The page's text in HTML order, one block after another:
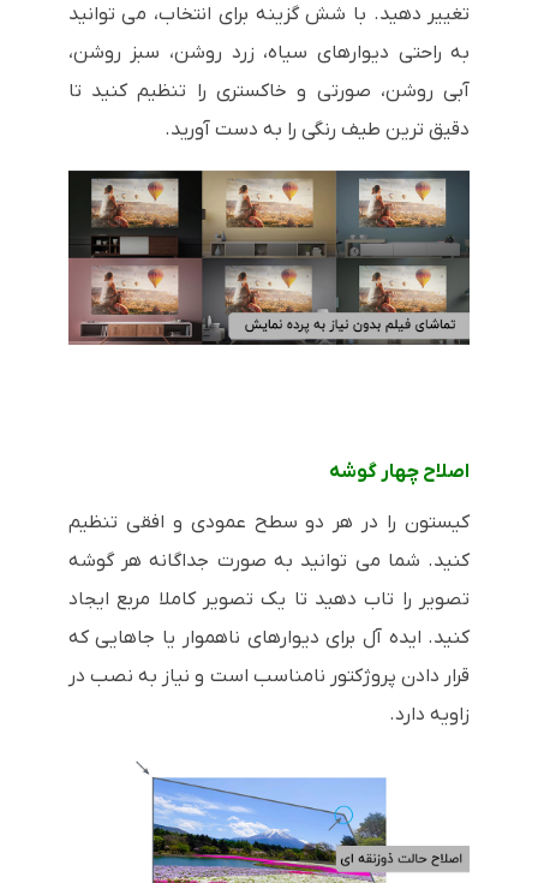
تغییر دهید. با شش گزینه برای انتخاب، می توانید
به راحتی دیوارهای سیاه، زرد روشن، سبز روشن،
آبی روشن، صورتی و خاکستری را تنظیم کنید تا
دقیق ترین طیف رنگی را به دست آورید.
اصلاح چهار گوشه
کیستون را در هر دو سطح عمودی و افقی تنظیم
کنید. شما می توانید به صورت جداگانه هر گوشه
تصویر را تاب دهید تا یک تصویر کاملا مربع ایجاد
کنید. ایده آل برای دیوارهای ناهموار یا جاهایی که
قرار دادن پروژکتور نامناسب است و نیاز به نصب در
زاویه دارد.